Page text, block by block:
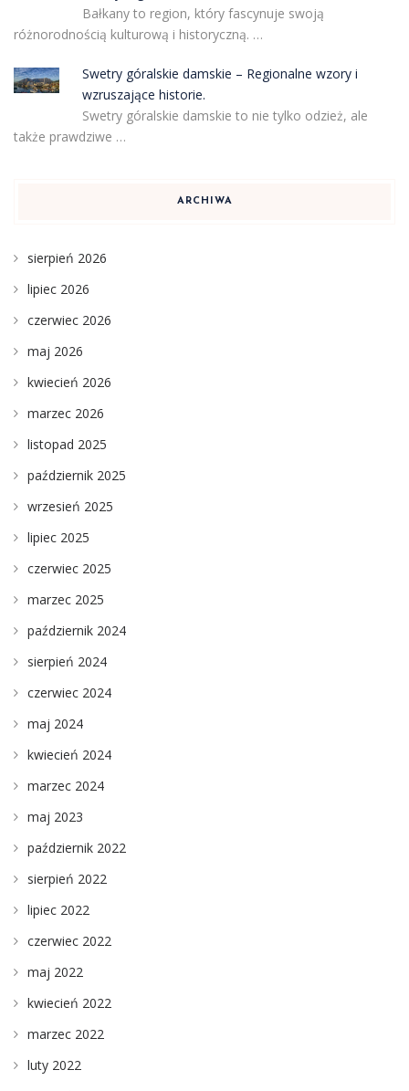
Bałkany to region, który fascynuje swoją
różnorodnością kulturową i historyczną. …
Swetry góralskie damskie – Regionalne wzory i
wzruszające historie.
Swetry góralskie damskie to nie tylko odzież, ale
także prawdziwe …
ARCHIWA
sierpień 2026
lipiec 2026
czerwiec 2026
maj 2026
kwiecień 2026
marzec 2026
listopad 2025
październik 2025
wrzesień 2025
lipiec 2025
czerwiec 2025
marzec 2025
październik 2024
sierpień 2024
czerwiec 2024
maj 2024
kwiecień 2024
marzec 2024
maj 2023
październik 2022
sierpień 2022
lipiec 2022
czerwiec 2022
maj 2022
kwiecień 2022
marzec 2022
luty 2022